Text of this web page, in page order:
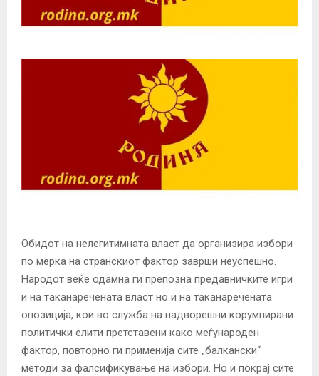
Обидот на нелегитимната власт да организира избори
по мерка на странскиот фактор заврши неуспешно.
Народот веќе одамна ги препозна предавничките игри
и на таканаречената власт но и на таканаречената
опозиција, кои во служба на надворешни корумпирани
политички елити претставени како меѓународен
фактор, повторно ги применија сите „балкански“
методи за фалсификување на избори. Но и покрај сите